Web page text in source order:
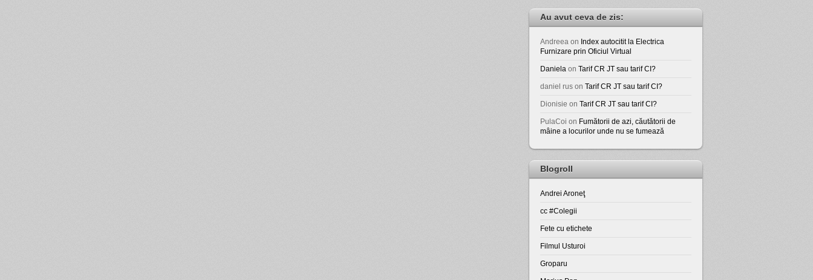
Au avut ceva de zis:
Andreea on Index autocitit la Electrica
Furnizare prin Oficiul Virtual
Daniela on Tarif CR JT sau tarif CI?
daniel rus on Tarif CR JT sau tarif CI?
Dionisie on Tarif CR JT sau tarif CI?
PulaCoi on Fumătorii de azi, căutătorii de
mâine a locurilor unde nu se fumează
Blogroll
Andrei Aroneţ
cc #Colegii
Fete cu etichete
Filmul Usturoi
Groparu